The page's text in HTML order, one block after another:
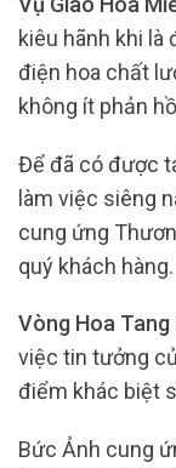
kiêu hãnh khi là
điện hoa chất
không ít phản
Để đã có được
làm việc siêng
cung ứng
quý khách hàng.
Vòng Hoa Tang
việc tin tưởng
điểm khác biệt
Bức Ảnh cung